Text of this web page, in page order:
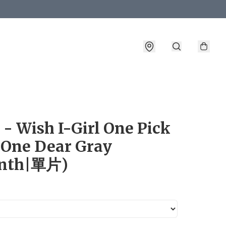
- Wish I-Girl One Pick
Dear Gray
單片)